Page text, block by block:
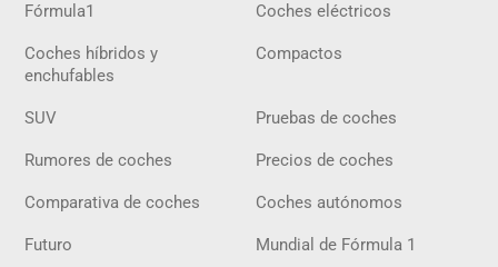
Fórmula1 Coches eléctricos
Coches híbridos y
enchufables
Compactos
SUV Pruebas de coches
Rumores de coches Precios de coches
Comparativa de coches Coches autónomos
Futuro Mundial de Fórmula 1